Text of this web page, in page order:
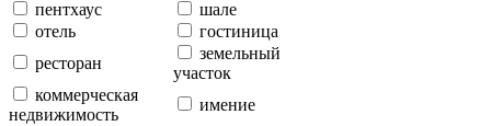
пентхаус
шале
отель
гостиница
ресторан
земельный
участок
коммерческая
недвижимость
имение